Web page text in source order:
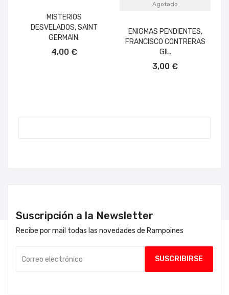
MISTERIOS
DESVELADOS, SAINT
GERMAIN.
4,00 €
Agotado
ENIGMAS PENDIENTES,
FRANCISCO CONTRERAS
GIL.
3,00 €
Suscripción a la Newsletter
Recibe por mail todas las novedades de Rampoines